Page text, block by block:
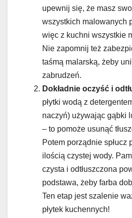
upewnij się, że masz
wszystkich malowanych
więc z kuchni wszystkie
Nie zapomnij też
taśmą malarską, żeby
zabrudzeń.
Dokładnie oczyść i
płytki wodą z
naczyń) używając gąbki
– to pomoże usunąć
Potem porządnie spłucz
ilością czystej wody.
czysta i odtłuszczona
podstawa, żeby farba
Ten etap jest szalenie
płytek kuchennych!